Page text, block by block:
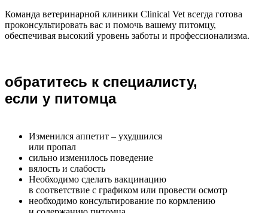
Команда ветеринарной клиники Clinical Vet всегда готова
проконсультировать вас и помочь вашему питомцу,
обеспечивая высокий уровень заботы и профессионализма.
обратитесь к специалисту,
если у питомца
Изменился аппетит – ухудшился
или пропал
сильно изменилось поведение
вялость и слабость
Необходимо сделать вакцинацию
в соответствие с графиком или провести осмотр
необходимо консультирование по кормлению